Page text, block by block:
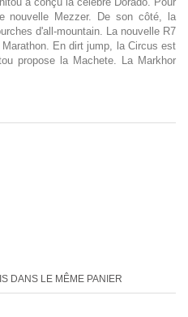
nouvelle Mezzer. De son côté, la
d'all-mountain. La nouvelle R7
En dirt jump, la Circus est
propose la Machete. La Markhor
DANS LE MÊME PANIER